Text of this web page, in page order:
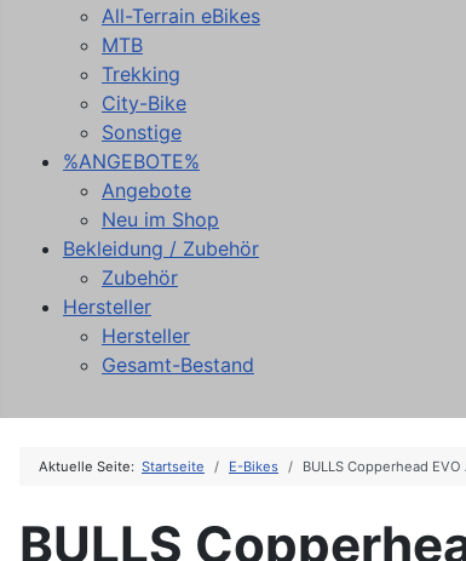
All-Terrain eBikes
MTB
Trekking
City-Bike
Sonstige
%ANGEBOTE%
Angebote
Neu im Shop
Bekleidung / Zubehör
Zubehör
Hersteller
Hersteller
Gesamt-Bestand
Aktuelle Seite: Startseite E-Bikes BULLS Copperhead
BULLS